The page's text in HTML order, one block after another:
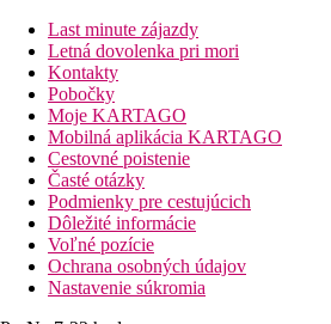
Last minute zájazdy
Letná dovolenka pri mori
Kontakty
Pobočky
Moje KARTAGO
Mobilná aplikácia KARTAGO
Cestovné poistenie
Časté otázky
Podmienky pre cestujúcich
Dôležité informácie
Voľné pozície
Ochrana osobných údajov
Nastavenie súkromia